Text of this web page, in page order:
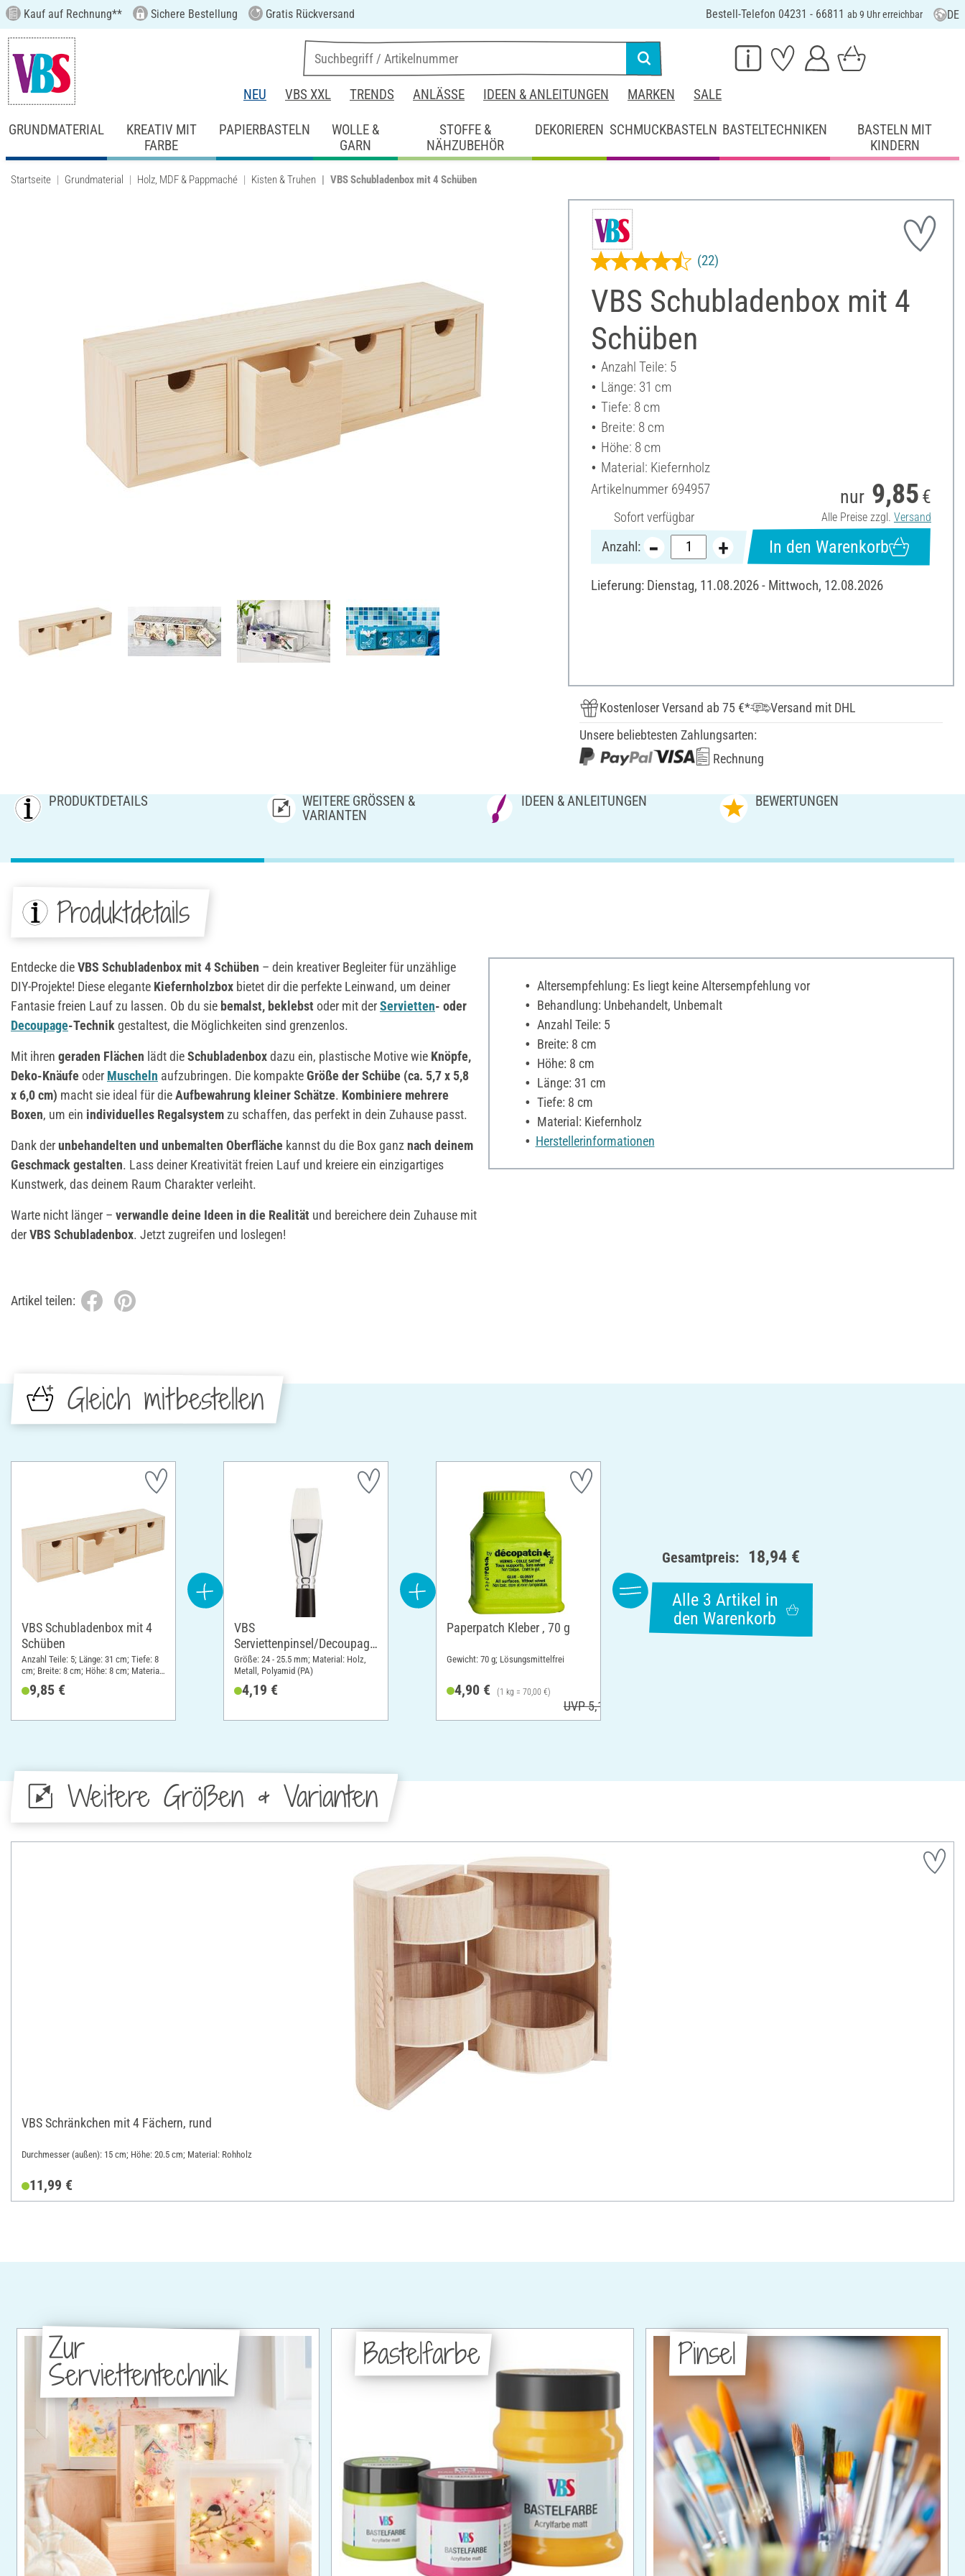
Kauf auf Rechnung** Sichere Bestellung Gratis Rückversand Bestell-Telefon 04231 - 66811 ab 9 Uhr erreichbar DE
NEU VBS XXL TRENDS ANLÄSSE IDEEN & ANLEITUNGEN MARKEN SALE
GRUNDMATERIAL
KREATIV MIT
FARBE
PAPIERBASTELN
WOLLE &
GARN
STOFFE &
NÄHZUBEHÖR
DEKORIEREN SCHMUCKBASTELN BASTELTECHNIKEN
BASTELN MIT
KINDERN
Startseite Grundmaterial Holz, MDF & Pappmaché Kisten & Truhen VBS Schubladenbox mit 4 Schüben
VBS Schubladenbox mit 4
Schüben
(22)
Anzahl Teile: 5
Länge: 31 cm
Tiefe: 8 cm
Breite: 8 cm
Höhe: 8 cm
Material: Kiefernholz
Artikelnummer 694957
Sofort verfügbar
nur 9,85 €
Alle Preise zzgl. Versand
Anzahl: In den Warenkorb
Lieferung: Dienstag, 11.08.2026 - Mittwoch, 12.08.2026
Kostenloser Versand ab 75 €*
Versand mit DHL
Unsere beliebtesten Zahlungsarten:
Rechnung
PRODUKTDETAILS
WEITERE GRÖSSEN & V
ARIANTEN
IDEEN & ANLEITUNGEN BEWERTUNGEN
Produktdetails
Entdecke dieVBS Schubladenbox mit 4 Schüben – dein kreativer Begleiter für unzählige
DIY-Projekte! Diese elegante Kiefernholzbox bietet dir die perfekte Leinwand, um deiner
Fantasie freien Lauf zu lassen. Ob du sie bemalst, beklebst oder mit derServietten- oder
Decoupage-Technik gestaltest, die Möglichkeiten sind grenzenlos.
Mit ihren geraden Flächen lädt dieSchubladenboxdazu ein, plastische Motive wie Knöpfe,
Deko-Knäufe oder Muscheln aufzubringen. Die kompakteGröße der Schübe (ca. 5,7 x 5,8
x 6,0 cm) macht sie ideal für dieAufbewahrung kleiner Schätze. Kombiniere mehrere
Boxen, um ein individuelles Regalsystemzu schaffen, das perfekt in dein Zuhause passt.
Dank derunbehandelten und unbemalten Oberfläche kannst du die Box ganz nach deinem
Geschmack gestalten. Lass deiner Kreativität freien Lauf und kreiere ein einzigartiges
Kunstwerk, das deinem Raum Charakter verleiht.
Warte nicht länger – verwandle deine Ideen in die Realität und bereichere dein Zuhause mit
derVBS Schubladenbox. Jetzt zugreifen und loslegen!
Altersempfehlung: Es liegt keine Altersempfehlung vor
Behandlung: Unbehandelt, Unbemalt
Anzahl Teile: 5
Breite: 8 cm
Höhe: 8 cm
Länge: 31 cm
Tiefe: 8 cm
Material: Kiefernholz
Herstellerinformationen
Artikel teilen:
Gleich mitbestellen
VBS Schubladenbox mit 4
Schüben
Anzahl Teile: 5; Länge: 31 cm; Tiefe: 8
cm; Breite: 8 cm; Höhe: 8 cm; Material:
9,85 €
VBS
Serviettenpinsel/Decoupage
pinsel
Größe: 24 - 25.5 mm; Material: Holz,
Metall, Polyamid (PA)
4,19 €
Paperpatch Kleber , 70 g
Gewicht: 70 g; Lösungsmittelfrei
4,90 € (1 kg = 70,00 €)
UVP 5,10 €
Gesamtpreis: 18,94 €
Alle 3 Artikel in
den Warenkorb
Weitere Größen & Varianten
VBS Schränkchen mit 4 Fächern, rund
Durchmesser (außen): 15 cm; Höhe: 20.5 cm; Material: Rohholz
11,99 €
Zur
Serviettentechnik
Bastelfarbe Pinsel